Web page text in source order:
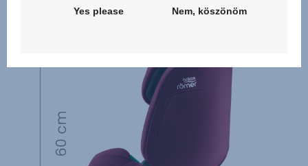
Yes please Nem, köszönöm